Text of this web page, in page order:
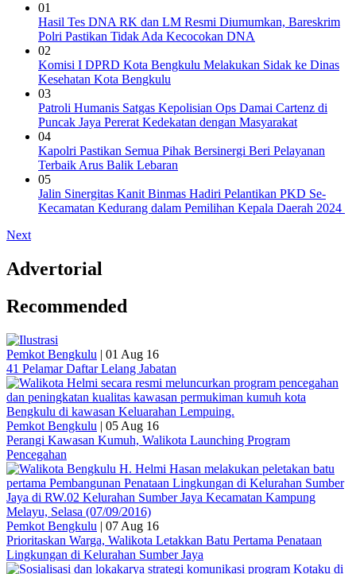
01
Hasil Tes DNA RK dan LM Resmi Diumumkan, Bareskrim
Polri Pastikan Tidak Ada Kecocokan DNA
02
Komisi I DPRD Kota Bengkulu Melakukan Sidak ke Dinas
Kesehatan Kota Bengkulu
03
Patroli Humanis Satgas Kepolisian Ops Damai Cartenz di
Puncak Jaya Pererat Kedekatan dengan Masyarakat
04
Kapolri Pastikan Semua Pihak Bersinergi Beri Pelayanan
Terbaik Arus Balik Lebaran
05
Jalin Sinergitas Kanit Binmas Hadiri Pelantikan PKD Se-
Kecamatan Kedurang dalam Pemilihan Kepala Daerah 2024
Next
Advertorial
Recommended
Pemkot Bengkulu | 01 Aug 16
41 Pelamar Daftar Lelang Jabatan
Pemkot Bengkulu | 05 Aug 16
Perangi Kawasan Kumuh, Walikota Launching Program
Pencegahan
Pemkot Bengkulu | 07 Aug 16
Prioritaskan Warga, Walikota Letakkan Batu Pertama Penataan
Lingkungan di Kelurahan Sumber Jaya